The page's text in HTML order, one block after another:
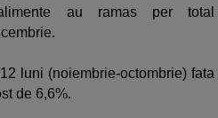
au ramas per total
luni (noiembrie-octombrie) fata
de 6,6%.